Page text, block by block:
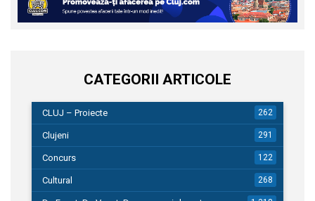
CATEGORII ARTICOLE
CLUJ – Proiecte 262
Clujeni 291
Concurs 122
Cultural 268